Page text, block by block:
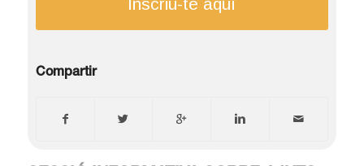
Inscriu-te aquí
Compartir